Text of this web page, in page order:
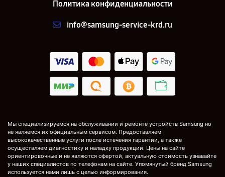
Политика конфиденциальности
info@samsung-service-krd.ru
Мы специализируемся на обслуживании и ремонте устройств Samsung но
не являемся их официальным сервисом. Предоставляем
высококачественные услуги после истечения гарантии, а также
осуществляем диагностику и наладку продукции. Цены на сайте
ориентировочные и не являются офертой, актуальную стоимость узнавайте
у наших специалистов по телефонам на сайте. Упомянутый бренд Samsung
используется нами лишь с целью информирования.